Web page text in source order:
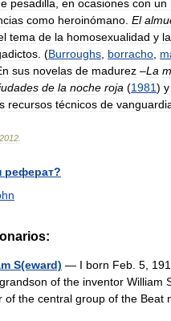
pesadilla en ocasiones con un
como heroinómano El
tema de la homosexualidad y la
. (Burroughs borracho
sus novelas de madurez –La
de la noche roja (1981) y
recursos técnicos de
2012
реферат?
S(eward) — I born Feb. 5,
of the inventor
of the central group of the